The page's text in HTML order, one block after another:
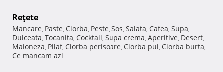
Reţete
Mancare, Paste, Ciorba, Peste, Sos, Salata, Cafea, Supa,
Dulceata, Tocanita, Cocktail, Supa crema, Aperitive, Desert,
Maioneza, Pilaf, Ciorba perisoare, Ciorba pui, Ciorba burta,
Ce mancam azi